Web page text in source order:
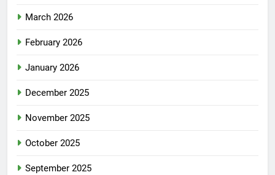
March 2026
February 2026
January 2026
December 2025
November 2025
October 2025
September 2025